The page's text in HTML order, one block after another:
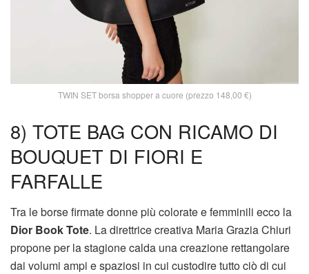
TWIN SET borsa shopper a cuore (prezzo 148,00 €)
8) TOTE BAG CON RICAMO DI
BOUQUET DI FIORI E
FARFALLE
Tra le borse firmate donne più colorate e femminili ecco la
Dior Book Tote. La direttrice creativa Maria Grazia Chiuri
propone per la stagione calda una creazione rettangolare
dai volumi ampi e spaziosi in cui custodire tutto ciò di cui